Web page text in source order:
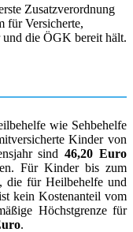
Zusatzverordnung
für Versicherte,
die ÖGK bereit hält.
wie Sehbehelfe
Kinder von
sind46,20 Euro
Für Kinder bis zum
die für Heilbehelfe und
kein Kostenanteil vom
Höchstgrenze für
.